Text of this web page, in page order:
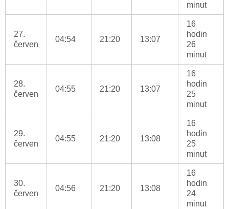
minut
27.
červen
04:54 21:20 13:07
16
hodin
26
minut
28.
červen
04:55 21:20 13:07
16
hodin
25
minut
29.
červen
04:55 21:20 13:08
16
hodin
25
minut
30.
červen
04:56 21:20 13:08
16
hodin
24
minut